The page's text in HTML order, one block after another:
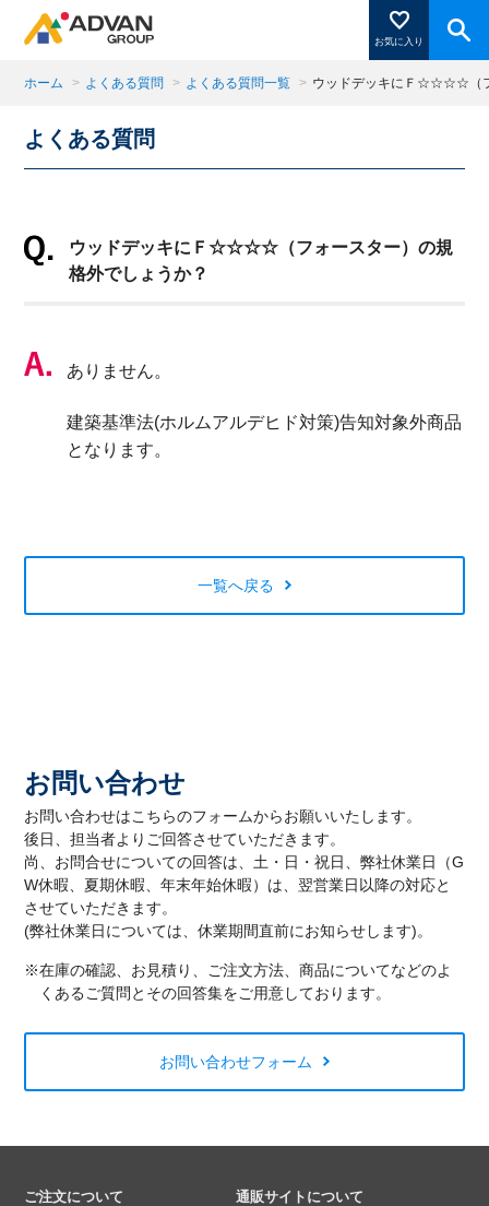
お気に入り
商品ページにある「お気に入り登録」を押すと登録した
商品がここに表示されます。
ホーム > よくある質問 > よくある質問一覧 > ウッドデッキにＦ☆☆☆☆（
よくある質問
ウッドデッキにＦ☆☆☆☆（フォースター）の規
格外でしょうか？
ありません。
建築基準法(ホルムアルデヒド対策)告知対象外商品
となります。
一覧へ戻る
お問い合わせ
お問い合わせはこちらのフォームからお願いいたします。
後日、担当者よりご回答させていただきます。
尚、お問合せについての回答は、土・日・祝日、弊社休業日（G
W休暇、夏期休暇、年末年始休暇）は、翌営業日以降の対応と
させていただきます。
(弊社休業日については、休業期間直前にお知らせします)。
※在庫の確認、お見積り、ご注文方法、商品についてなどのよ
くあるご質問とその回答集をご用意しております。
お問い合わせフォーム
ご注文について 通販サイトについて